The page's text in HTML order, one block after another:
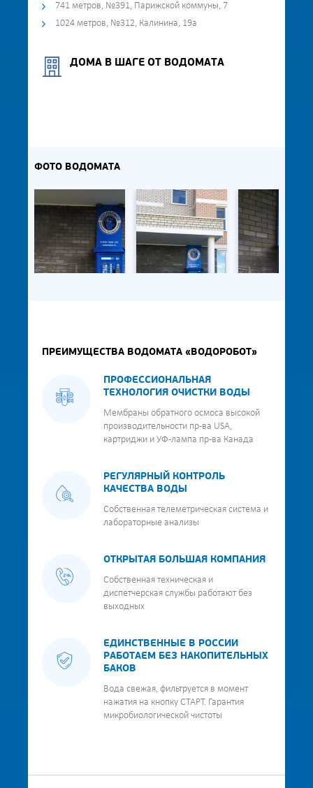
741 метров, №391, Парижской коммуны, 7
1024 метров, №312, Калинина, 19а
ДОМА В ШАГЕ ОТ ВОДОМАТА
ФОТО ВОДОМАТА
ПРЕИМУЩЕСТВА ВОДОМАТА «ВОДОРОБОТ»
ПРОФЕССИОНАЛЬНАЯ
ТЕХНОЛОГИЯ ОЧИСТКИ ВОДЫ
Мембраны обратного осмоса высокой
производительности пр-ва USA,
картриджи и УФ-лампа пр-ва Канада
РЕГУЛЯРНЫЙ КОНТРОЛЬ
КАЧЕСТВА ВОДЫ
Собственная телеметрическая система и
лабораторные анализы
ОТКРЫТАЯ БОЛЬШАЯ КОМПАНИЯ
Собственная техническая и
диспетчерская службы работают без
выходных
ЕДИНСТВЕННЫЕ В РОССИИ
РАБОТАЕМ БЕЗ НАКОПИТЕЛЬНЫХ
БАКОВ
Вода свежая, фильтруется в момент
нажатия на кнопку СТАРТ. Гарантия
микробиологической чистоты